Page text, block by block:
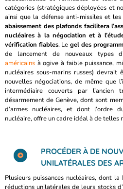
catégories (stratégiques déployées et
ainsi que la défense anti-missiles et les
abaissement des plafonds facilitera
nucléaires à la négociation et à
vérification fiables. Le gel des
de lancement de nouveaux types
américains à ogive à faible puissance,
nucléaires sous-marins russes)
nouvelles négociations, de même que
intermédiaire couverts par l’ancien
désarmement de Genève, dont sont
d’armes nucléaires, et dont l’ordre
nucléaire, offre un cadre idéal à de telles
PROCÉDER À DE
UNILATÉRALES DES
Plusieurs puissances nucléaires, dont
réductions unilatérales de leurs stocks